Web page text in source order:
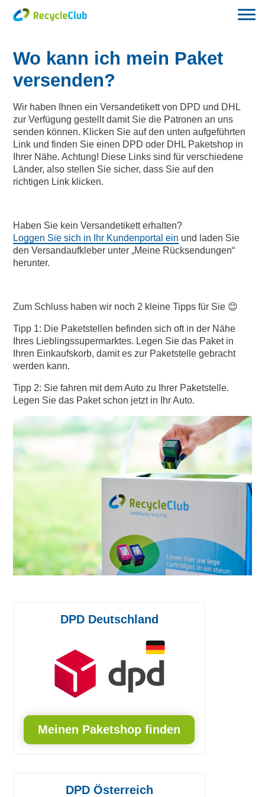
Wo kann ich mein Paket
versenden?
Wir haben Ihnen ein Versandetikett von DPD und DHL
zur Verfügung gestellt damit Sie die Patronen an uns
senden können. Klicken Sie auf den unten aufgeführten
Link und finden Sie einen DPD oder DHL Paketshop in
Ihrer Nähe. Achtung! Diese Links sind für verschiedene
Länder, also stellen Sie sicher, dass Sie auf den
richtigen Link klicken.
Haben Sie kein Versandetikett erhalten?
Loggen Sie sich in Ihr Kundenportal ein und laden Sie
den Versandaufkleber unter „Meine Rücksendungen“
herunter.
Zum Schluss haben wir noch 2 kleine Tipps für Sie 😊
Tipp 1: Die Paketstellen befinden sich oft in der Nähe
Ihres Lieblingssupermarktes. Legen Sie das Paket in
Ihren Einkaufskorb, damit es zur Paketstelle gebracht
werden kann.
Tipp 2: Sie fahren mit dem Auto zu Ihrer Paketstelle.
Legen Sie das Paket schon jetzt in Ihr Auto.
DPD Deutschland
Meinen Paketshop finden
DPD Österreich